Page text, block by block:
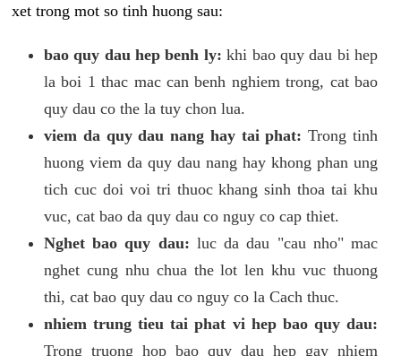
xet trong mot so tinh huong sau:
bao quy dau hep benh ly: khi bao quy dau bi hep
la boi 1 thac mac can benh nghiem trong, cat bao
quy dau co the la tuy chon lua.
viem da quy dau nang hay tai phat:Trong tinh
huong viem da quy dau nang hay khong phan ung
tich cuc doi voi tri thuoc khang sinh thoa tai khu
vuc, cat bao da quy dau co nguy co cap thiet.
Nghet bao quy dau: luc da dau "cau nho" mac
nghet cung nhu chua the lot len khu vuc thuong
thi, cat bao quy dau co nguy co la Cach thuc.
nhiem trung tieu tai phat vi hep bao quy dau:
Trong truong hop bao quy dau hep gay nhiem